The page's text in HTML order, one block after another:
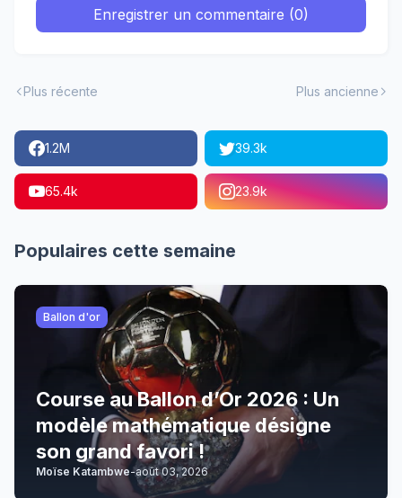
Enregistrer un commentaire (0)
Plus récente Plus ancienne
1.2M 39.3k
65.4k 23.9k
Populaires cette semaine
Ballon d'or
Course au Ballon d’Or 2026 : Un
modèle mathématique désigne
son grand favori !
Moïse Katambwe-août 03, 2026